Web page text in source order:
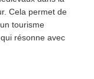
Cela permet de
tourisme
résonne avec